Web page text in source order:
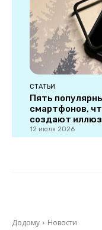
СТАТЬИ
Пять
смартфонов,
создают
12 июля 2026